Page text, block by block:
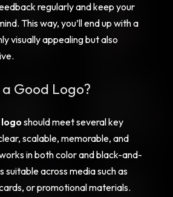
regularly and keep your
This way, you’ll end up with a
visually appealing but also
Good Logo?
should meet several key
scalable, memorable, and
in both color and black-and-
suitable across media such as
or promotional materials.